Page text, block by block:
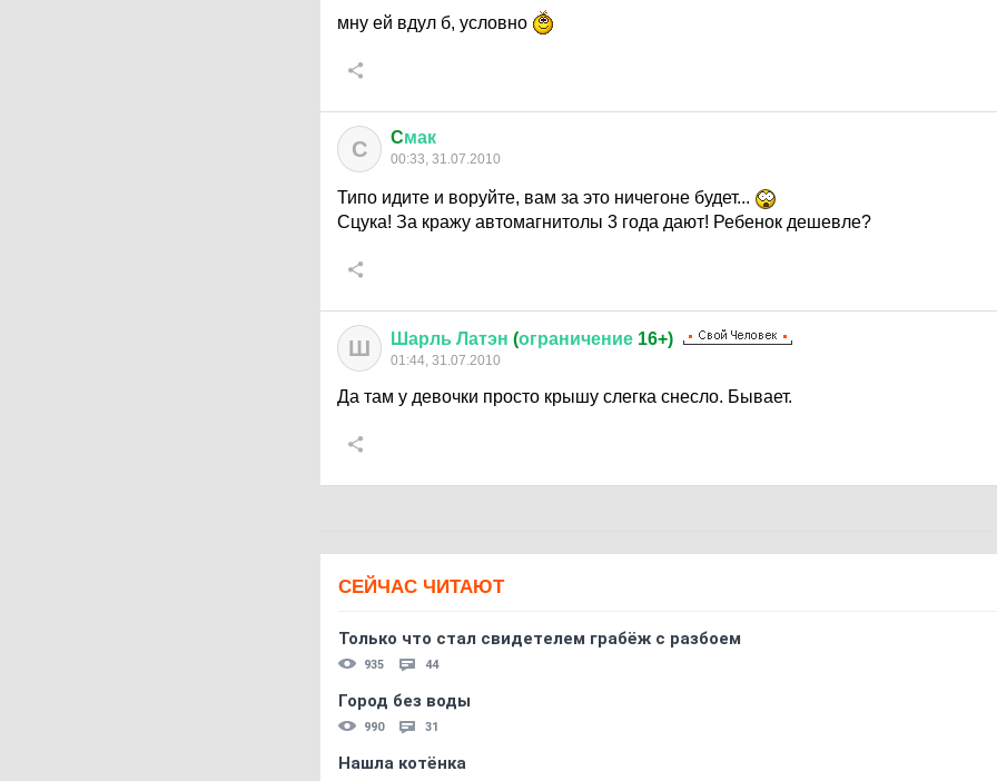
мну ей вдул б, условно
C Cмак
00:33, 31.07.2010
Типо идите и воруйте, вам за это ничегоне будет...
Сцука! За кражу автомагнитолы 3 года дают! Ребенок дешевле?
Ш Шарль Латэн (ограничение 16+)
01:44, 31.07.2010
Да там у девочки просто крышу слегка снесло. Бывает.
СЕЙЧАС ЧИТАЮТ
Только что стал свидетелем грабёж с разбоем
935 44
Город без воды
990 31
Нашла котёнка